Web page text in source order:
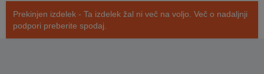
Prekinjen izdelek - Ta izdelek žal ni več na voljo. Več o nadaljnji
podpori preberite spodaj.